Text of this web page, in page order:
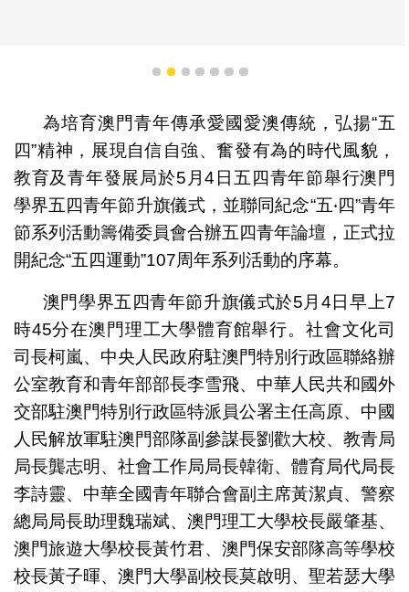
1 2 3 4 5 6 7
為培育澳門青年傳承愛國愛澳傳統，弘揚“五
四”精神，展現自信自強、奮發有為的時代風貌，
教育及青年發展局於5月4日五四青年節舉行澳門
學界五四青年節升旗儀式，並聯同紀念“五‧四”青年
節系列活動籌備委員會合辦五四青年論壇，正式拉
開紀念“五四運動”107周年系列活動的序幕。
澳門學界五四青年節升旗儀式於5月4日早上7
時45分在澳門理工大學體育館舉行。社會文化司
司長柯嵐、中央人民政府駐澳門特別行政區聯絡辦
公室教育和青年部部長李雪飛、中華人民共和國外
交部駐澳門特別行政區特派員公署主任高原、中國
人民解放軍駐澳門部隊副參謀長劉歡大校、教青局
局長龔志明、社會工作局局長韓衛、體育局代局長
李詩靈、中華全國青年聯合會副主席黃潔貞、警察
總局局長助理魏瑞斌、澳門理工大學校長嚴肇基、
澳門旅遊大學校長黃竹君、澳門保安部隊高等學校
校長黃子暉、澳門大學副校長莫啟明、聖若瑟大學